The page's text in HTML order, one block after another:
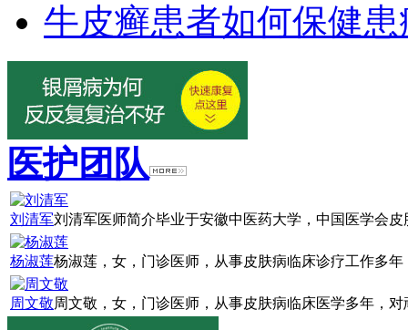
牛皮癣患者如何保健
医护团队
刘清军刘清军医师简介毕业于安徽中医药大学，中国医学会
杨淑莲杨淑莲，女，门诊医师，从事皮肤病临床诊疗工作多
周文敬周文敬，女，门诊医师，从事皮肤病临床医学多年，